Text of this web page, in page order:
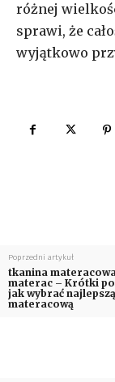
różnej
sprawi, że
wyjątkowo
Poprzedni artykuł
tkanina
materac – Krótki
jak wybrać
materacową